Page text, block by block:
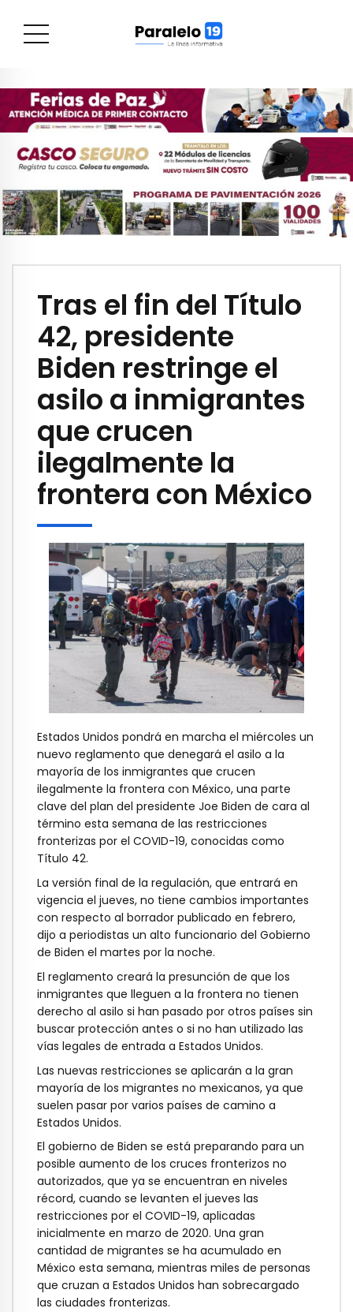
Tras el fin del Título
42, presidente
Biden restringe el
asilo a inmigrantes
que crucen
ilegalmente la
frontera con México
Estados Unidos pondrá en marcha el miércoles un
nuevo reglamento que denegará el asilo a la
mayoría de los inmigrantes que crucen
ilegalmente la frontera con México, una parte
clave del plan del presidente Joe Biden de cara al
término esta semana de las restricciones
fronterizas por el COVID-19, conocidas como
Título 42.
La versión final de la regulación, que entrará en
vigencia el jueves, no tiene cambios importantes
con respecto al borrador publicado en febrero,
dijo a periodistas un alto funcionario del Gobierno
de Biden el martes por la noche.
El reglamento creará la presunción de que los
inmigrantes que lleguen a la frontera no tienen
derecho al asilo si han pasado por otros países sin
buscar protección antes o si no han utilizado las
vías legales de entrada a Estados Unidos.
Las nuevas restricciones se aplicarán a la gran
mayoría de los migrantes no mexicanos, ya que
suelen pasar por varios países de camino a
Estados Unidos.
El gobierno de Biden se está preparando para un
posible aumento de los cruces fronterizos no
autorizados, que ya se encuentran en niveles
récord, cuando se levanten el jueves las
restricciones por el COVID-19, aplicadas
inicialmente en marzo de 2020. Una gran
cantidad de migrantes se ha acumulado en
México esta semana, mientras miles de personas
que cruzan a Estados Unidos han sobrecargado
las ciudades fronterizas.